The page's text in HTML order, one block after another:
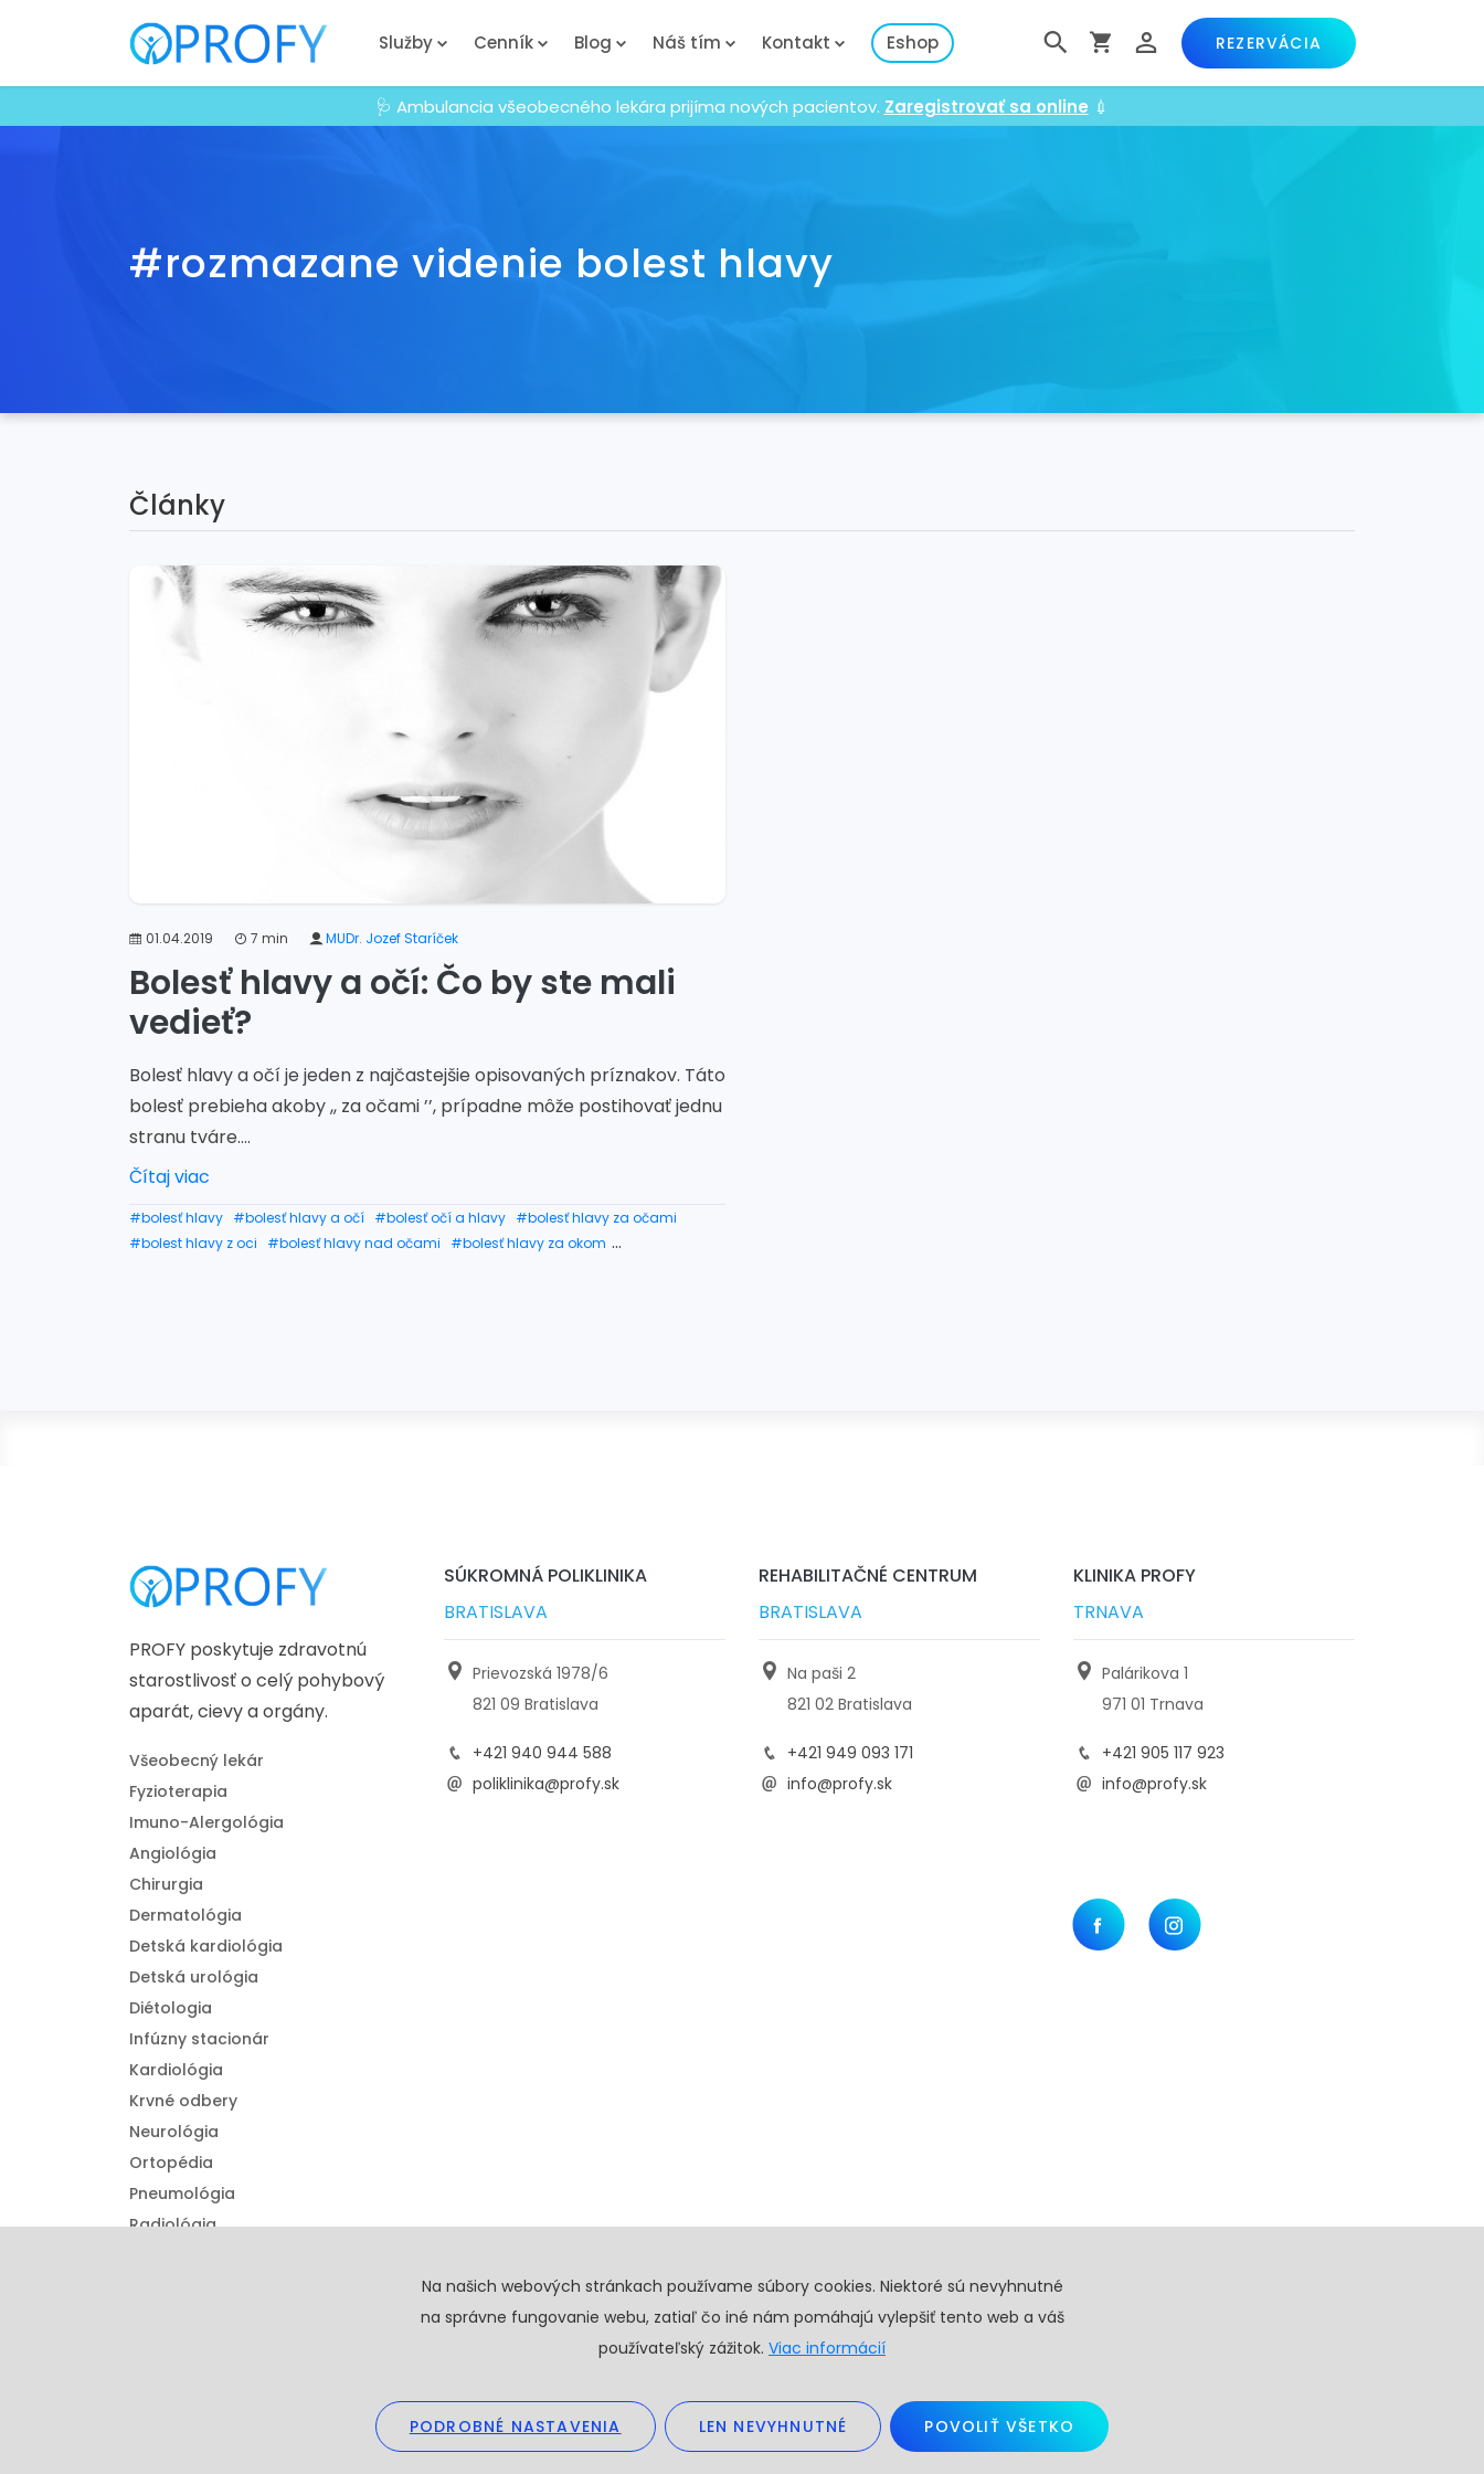
Služby Cenník Blog Náš tím Kontakt Eshop REZERVÁCIA
🩺 Ambulancia všeobecného lekára prijíma nových pacientov. Zaregistrovať sa online 💉
#rozmazane videnie bolest hlavy
Články
01.04.2019 7 min MUDr. Jozef Staríček
Bolesť hlavy a očí: Čo by ste mali
vedieť?
Bolesť hlavy a očí je jeden z najčastejšie opisovaných príznakov. Táto
bolesť prebieha akoby ,, za očami ’’, prípadne môže postihovať jednu
stranu tváre....
Čítaj viac
#bolesť hlavy #bolesť hlavy a očí #bolesť očí a hlavy #bolesť hlavy za očami
#bolest hlavy z oci
#bolesť hlavy nad očami
#bolesť hlavy za okom
PROFY poskytuje zdravotnú
starostlivosť o celý pohybový
aparát, cievy a orgány.
Všeobecný lekár
Fyzioterapia
Imuno-Alergológia
Angiológia
Chirurgia
Dermatológia
Detská kardiológia
Detská urológia
Diétologia
Infúzny stacionár
Kardiológia
Krvné odbery
Neurológia
Ortopédia
Pneumológia
Radiológia
SÚKROMNÁ POLIKLINIKA
BRATISLAVA
Prievozská 1978/6
821 09 Bratislava
+421 940 944 588
poliklinika@profy.sk
REHABILITAČNÉ CENTRUM
BRATISLAVA
Na paši 2
821 02 Bratislava
+421 949 093 171
info@profy.sk
KLINIKA PROFY
TRNAVA
Palárikova 1
971 01 Trnava
+421 905 117 923
info@profy.sk
Na našich webových stránkach používame súbory cookies. Niektoré sú nevyhnutné
na správne fungovanie webu, zatiaľ čo iné nám pomáhajú vylepšiť tento web a váš
používateľský zážitok. Viac informácií
PODROBNÉ NASTAVENIA LEN NEVYHNUTNÉ POVOLIŤ VŠETKO